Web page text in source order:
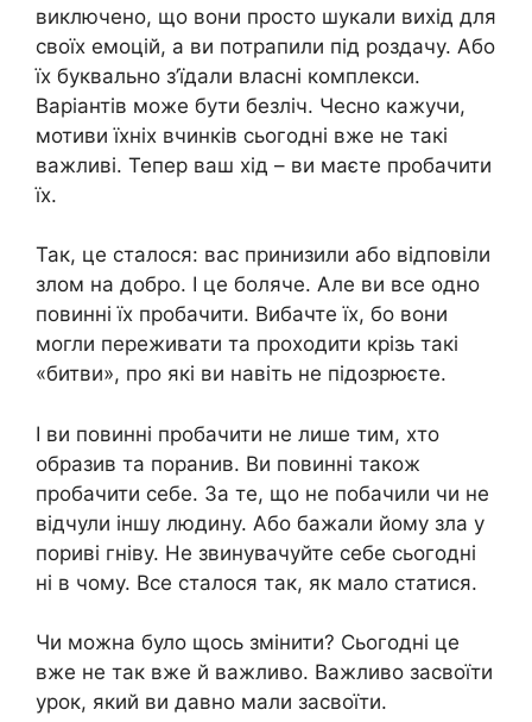
виключено, що вони просто шукали вихід для
своїх емоцій, а ви потрапили під роздачу. Або
їх буквально з’їдали власні комплекси.
Варіантів може бути безліч. Чесно кажучи,
мотиви їхніх вчинків сьогодні вже не такі
важливі. Тепер ваш хід – ви маєте пробачити
їх.
Так, це сталося: вас принизили або відповіли
злом на добро. І це боляче. Але ви все одно
повинні їх пробачити. Вибачте їх, бо вони
могли переживати та проходити крізь такі
«битви», про які ви навіть не підозрюєте.
І ви повинні пробачити не лише тим, хто
образив та поранив. Ви повинні також
пробачити себе. За те, що не побачили чи не
відчули іншу людину. Або бажали йому зла у
пориві гніву. Не звинувачуйте себе сьогодні
ні в чому. Все сталося так, як мало статися.
Чи можна було щось змінити? Сьогодні це
вже не так вже й важливо. Важливо засвоїти
урок, який ви давно мали засвоїти.